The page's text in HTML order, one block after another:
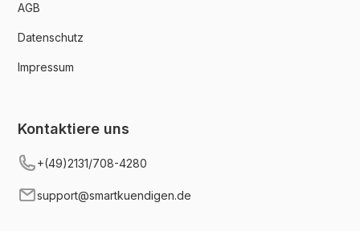
AGB
Datenschutz
Impressum
Kontaktiere uns
+(49)2131/708-4280
support@smartkuendigen.de